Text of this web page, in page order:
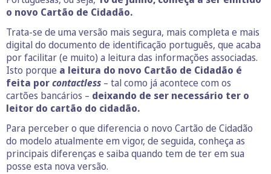
o novo Cartão de Cidadão.
Trata-se de uma versão mais segura, mais completa e mais
digital do documento de identificação português, que acaba
por facilitar (e muito) a leitura das informações associadas.
Isto porque a leitura do novo Cartão de Cidadão é
feita porcontactless – tal como já acontece com os
cartões bancários – deixando de ser necessário ter o
leitor do cartão do cidadão.
Para perceber o que diferencia o novo Cartão de Cidadão
do modelo atualmente em vigor, de seguida, conheça as
principais diferenças e saiba quando tem de ter em sua
posse esta nova versão.